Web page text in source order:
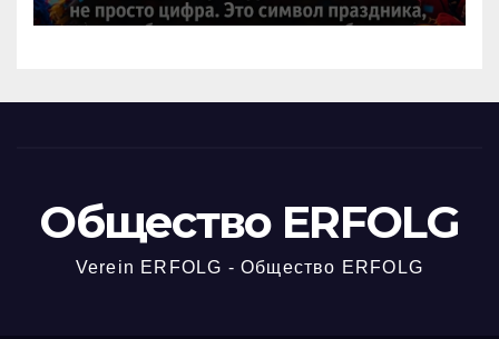
Общество ERFOLG
Verein ERFOLG - Общество ERFOLG